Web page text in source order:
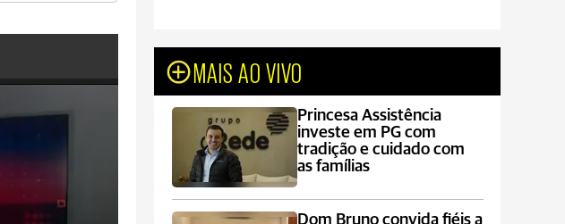
MAIS AO VIVO
Princesa Assistência
investe em PG com
tradição e cuidado com
as famílias
Dom Bruno convida fiéis a